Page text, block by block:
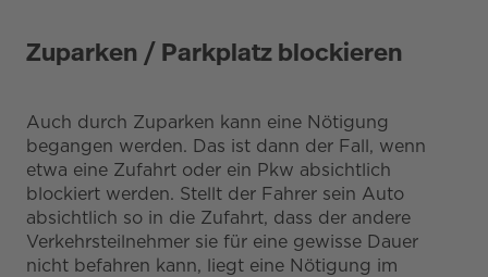
Zuparken / Parkplatz blockieren
Auch durch Zuparken kann eine Nötigung
begangen werden. Das ist dann der Fall, wenn
etwa eine Zufahrt oder ein Pkw absichtlich
blockiert werden. Stellt der Fahrer sein Auto
absichtlich so in die Zufahrt, dass der andere
Verkehrsteilnehmer sie für eine gewisse Dauer
nicht befahren kann, liegt eine Nötigung im